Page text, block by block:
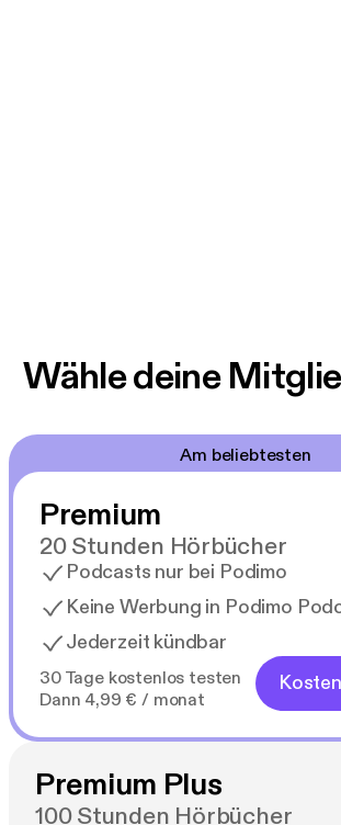
Wähle deine
Am beliebtesten
Premium
20 Stunden Hörbücher
Podcasts nur bei Podimo
Keine Werbung in Podimo
Jederzeit kündbar
30 Tage kostenlos testen
Dann 4,99 € / monat
Premium Plus
100 Stunden Hörbücher